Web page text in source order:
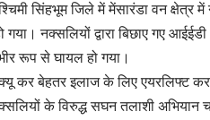
सिंहभूम जिले में मेंसारंडा वन
गया। नक्सलियों द्वारा बिछाए गए
रूप से घायल हो गया।
कर बेहतर इलाज के लिए एयरलिफ्ट कर
के विरुद्ध सघन तलाशी अभियान